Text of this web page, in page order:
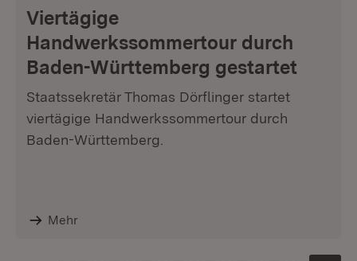
Viertägige
Handwerkssommertour durch
Baden-Württemberg gestartet
Staatssekretär Thomas Dörflinger startet
viertägige Handwerkssommertour durch
Baden-Württemberg.
Mehr